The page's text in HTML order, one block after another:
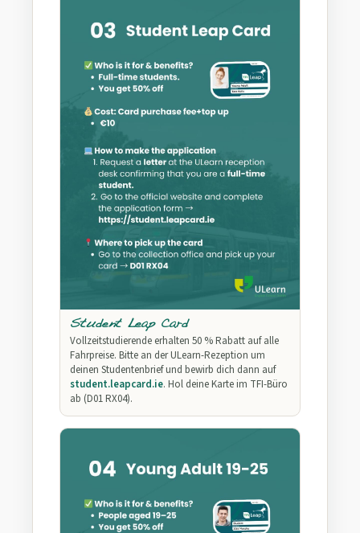
Student Leap Card
Vollzeitstudierende erhalten 50 % Rabatt auf alle
Fahrpreise. Bitte an der ULearn-Rezeption um
deinen Studentenbrief und bewirb dich dann auf
student.leapcard.ie. Hol deine Karte im TFI-Büro
ab (D01 RX04).